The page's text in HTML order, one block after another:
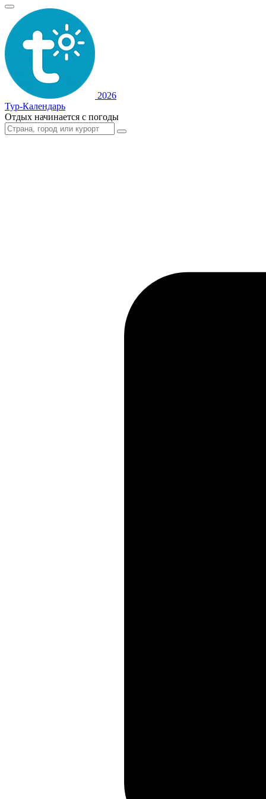
2026
Тур-Календарь
Отдых начинается с погоды